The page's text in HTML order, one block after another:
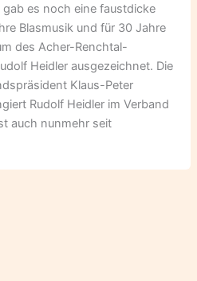
es noch eine faustdicke
Blasmusik und für 30 Jahre
des Acher-Renchtal-
Heidler ausgezeichnet. Die
Klaus-Peter
Rudolf Heidler im Verband
auch nunmehr seit